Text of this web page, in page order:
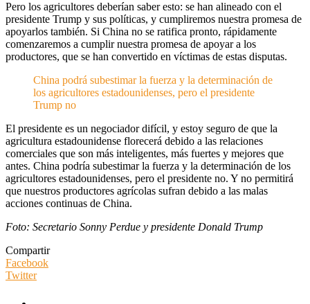
Pero los agricultores deberían saber esto: se han alineado con el
presidente Trump y sus políticas, y cumpliremos nuestra promesa de
apoyarlos también. Si China no se ratifica pronto, rápidamente
comenzaremos a cumplir nuestra promesa de apoyar a los
productores, que se han convertido en víctimas de estas disputas.
China podrá subestimar la fuerza y la determinación de
los agricultores estadounidenses, pero el presidente
Trump no
El presidente es un negociador difícil, y estoy seguro de que la
agricultura estadounidense florecerá debido a las relaciones
comerciales que son más inteligentes, más fuertes y mejores que
antes. China podría subestimar la fuerza y ​​la determinación de los
agricultores estadounidenses, pero el presidente no. Y no permitirá
que nuestros productores agrícolas sufran debido a las malas
acciones continuas de China.
Foto: Secretario Sonny Perdue y presidente Donald Trump
Compartir
Facebook
Twitter